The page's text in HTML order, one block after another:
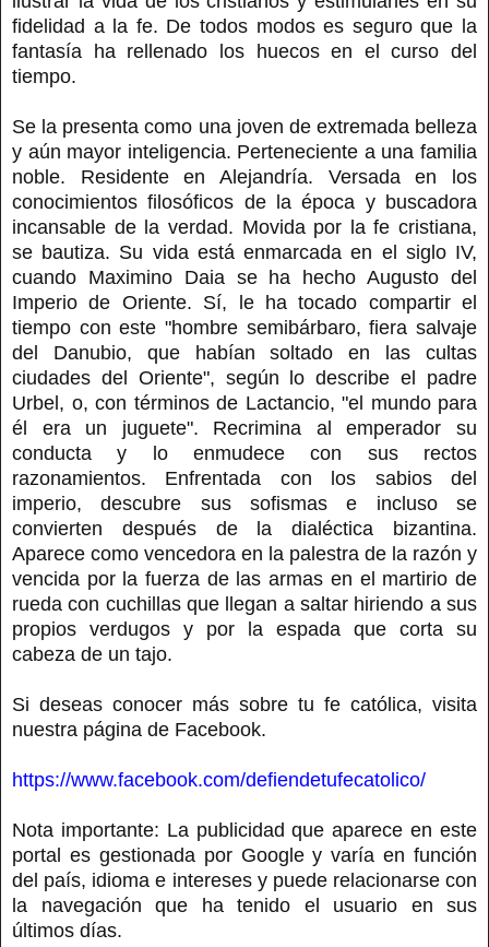
fidelidad a la fe. De todos modos es seguro que la
fantasía ha rellenado los huecos en el curso del
tiempo.
Se la presenta como una joven de extremada belleza
y aún mayor inteligencia. Perteneciente a una familia
noble. Residente en Alejandría. Versada en los
conocimientos filosóficos de la época y buscadora
incansable de la verdad. Movida por la fe cristiana,
se bautiza. Su vida está enmarcada en el siglo IV,
cuando Maximino Daia se ha hecho Augusto del
Imperio de Oriente. Sí, le ha tocado compartir el
tiempo con este "hombre semibárbaro, fiera salvaje
del Danubio, que habían soltado en las cultas
ciudades del Oriente", según lo describe el padre
Urbel, o, con términos de Lactancio, "el mundo para
él era un juguete". Recrimina al emperador su
conducta y lo enmudece con sus rectos
razonamientos. Enfrentada con los sabios del
imperio, descubre sus sofismas e incluso se
convierten después de la dialéctica bizantina.
Aparece como vencedora en la palestra de la razón y
vencida por la fuerza de las armas en el martirio de
rueda con cuchillas que llegan a saltar hiriendo a sus
propios verdugos y por la espada que corta su
cabeza de un tajo.
Si deseas conocer más sobre tu fe católica, visita
nuestra página de Facebook.
https://www.facebook.com/defiendetufecatolico/
Nota importante: La publicidad que aparece en este
portal es gestionada por Google y varía en función
del país, idioma e intereses y puede relacionarse con
la navegación que ha tenido el usuario en sus
últimos días.